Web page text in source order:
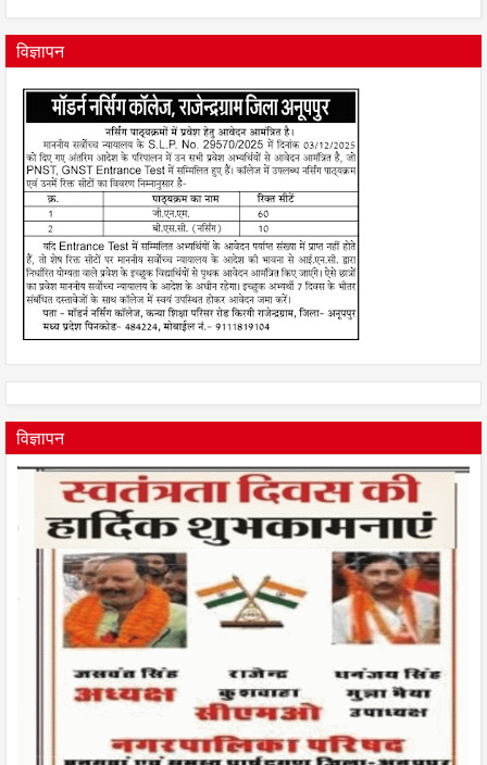
विज्ञापन
विज्ञापन